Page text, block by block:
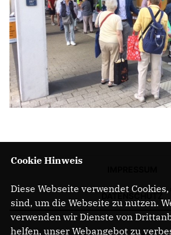
Cookie Hinweis
Diese Webseite verwendet
sind, um die Webseite zu nutzen.
verwenden wir Dienste von
helfen, unser Webangebot zu